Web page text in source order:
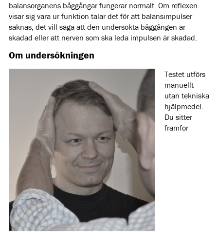
balansorganens båggångar fungerar normalt. Om reflexen
visar sig vara ur funktion talar det för att balansimpulser
saknas, det vill säga att den undersökta båggången är
skadad eller att nerven som ska leda impulsen är skadad.
Om undersökningen
Testet utförs
manuellt
utan tekniska
hjälpmedel.
Du sitter
framför